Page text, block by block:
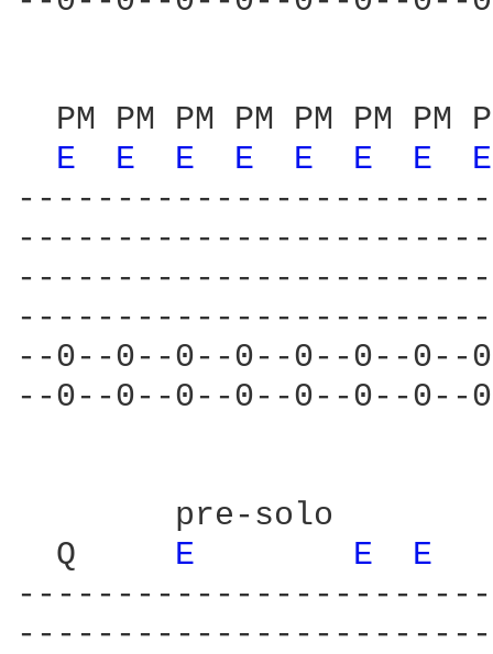
PM PM PM PM PM PM PM
E
E E E E E E
--0--0--0--0--0--0--0--
--0--0--0--0--0--0--0--
  Q
E E E